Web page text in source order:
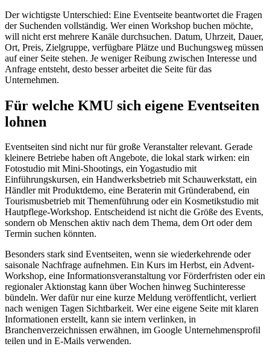
Der wichtigste Unterschied: Eine Eventseite beantwortet die Fragen
der Suchenden vollständig. Wer einen Workshop buchen möchte,
will nicht erst mehrere Kanäle durchsuchen. Datum, Uhrzeit, Dauer,
Ort, Preis, Zielgruppe, verfügbare Plätze und Buchungsweg müssen
auf einer Seite stehen. Je weniger Reibung zwischen Interesse und
Anfrage entsteht, desto besser arbeitet die Seite für das
Unternehmen.
Für welche KMU sich eigene Eventseiten
lohnen
Eventseiten sind nicht nur für große Veranstalter relevant. Gerade
kleinere Betriebe haben oft Angebote, die lokal stark wirken: ein
Fotostudio mit Mini-Shootings, ein Yogastudio mit
Einführungskursen, ein Handwerksbetrieb mit Schauwerkstatt, ein
Händler mit Produktdemo, eine Beraterin mit Gründerabend, ein
Tourismusbetrieb mit Themenführung oder ein Kosmetikstudio mit
Hautpflege-Workshop. Entscheidend ist nicht die Größe des Events,
sondern ob Menschen aktiv nach dem Thema, dem Ort oder dem
Termin suchen könnten.
Besonders stark sind Eventseiten, wenn sie wiederkehrende oder
saisonale Nachfrage aufnehmen. Ein Kurs im Herbst, ein Advent-
Workshop, eine Informationsveranstaltung vor Förderfristen oder ein
regionaler Aktionstag kann über Wochen hinweg Suchinteresse
bündeln. Wer dafür nur eine kurze Meldung veröffentlicht, verliert
nach wenigen Tagen Sichtbarkeit. Wer eine eigene Seite mit klaren
Informationen erstellt, kann sie intern verlinken, in
Branchenverzeichnissen erwähnen, im Google Unternehmensprofil
teilen und in E-Mails verwenden.